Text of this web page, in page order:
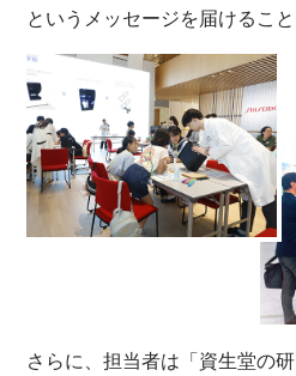
というメッセージを届けること
さらに、担当者は「資生堂の